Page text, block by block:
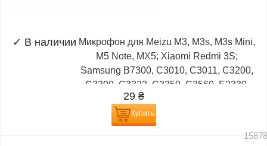
✓ В наличии Микрофон для Meizu M3, M3s, M3s Mini,
M5 Note, MX5; Xiaomi Redmi 3S;
Samsung B7300, C3010, C3011, C3200,
C3300, C3322, C3350, C3560, E2330,
29 ₴
Купить